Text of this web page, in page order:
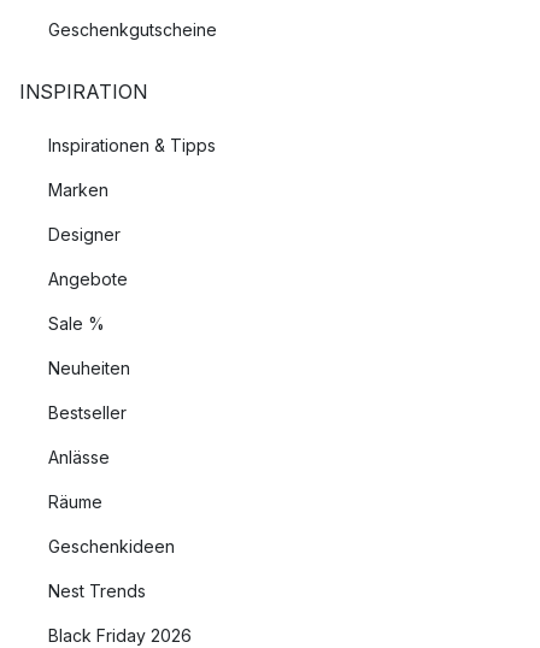
Geschenkgutscheine
INSPIRATION
Inspirationen & Tipps
Marken
Designer
Angebote
Sale %
Neuheiten
Bestseller
Anlässe
Räume
Geschenkideen
Nest Trends
Black Friday 2026